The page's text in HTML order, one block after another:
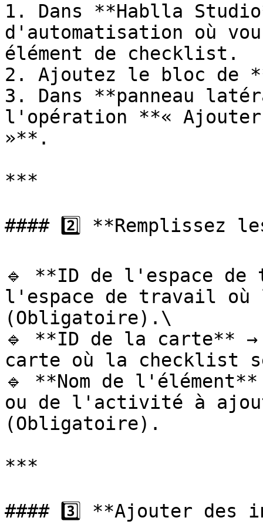
1. Dans **Hablla
d'automatisation où
élément de checklist.
2. Ajoutez le bloc de
3. Dans **panneau
l'opération **«
»**.
***
#### 2️⃣ **Remplissez
🔹 **ID de l'espace
l'espace de travail
(Obligatoire).\
🔹 **ID de la carte**
carte où la checklist
🔹 **Nom de
ou de l'activité à
(Obligatoire).
***
#### 3️⃣ **Ajouter des